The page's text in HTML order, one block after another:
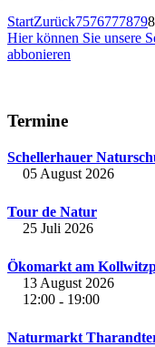
StartZurück7576777879
Hier können Sie unsere
abbonieren
Termine
Schellerhauer
05 August 2026
Tour de Natur
25 Juli 2026
Ökomarkt am
13 August 2026
12:00 - 19:00
Naturmarkt